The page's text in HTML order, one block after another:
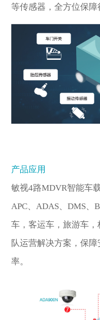
等传感器，全方位保障
产品应用
敏视4路MDVR智能车
APC、ADAS、DMS、
车，客运车，旅游车
队运营解决方案，保
率。